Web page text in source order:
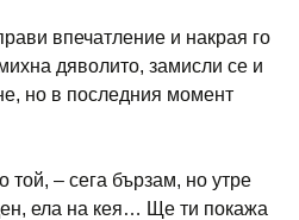
впечатление и накрая го
дяволито, замисли се и
но в последния момент
– сега бързам, но утре
ела на кея… Ще ти покажа